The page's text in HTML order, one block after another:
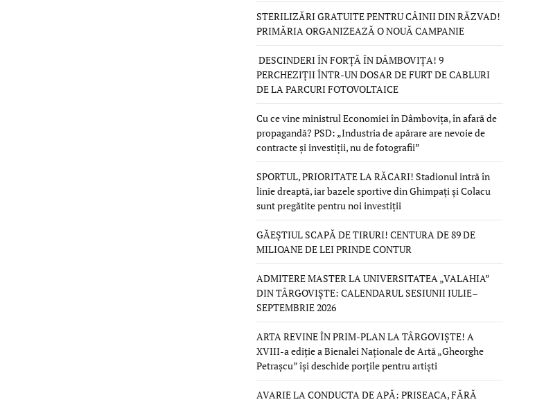
STERILIZĂRI GRATUITE PENTRU CÂINII DIN RĂZVAD!
PRIMĂRIA ORGANIZEAZĂ O NOUĂ CAMPANIE
DESCINDERI ÎN FORȚĂ ÎN DÂMBOVIȚA! 9
PERCHEZIȚII ÎNTR-UN DOSAR DE FURT DE CABLURI
DE LA PARCURI FOTOVOLTAICE
Cu ce vine ministrul Economiei în Dâmbovița, în afară de
propagandă? PSD: „Industria de apărare are nevoie de
contracte și investiții, nu de fotografii”
SPORTUL, PRIORITATE LA RĂCARI! Stadionul intră în
linie dreaptă, iar bazele sportive din Ghimpați și Colacu
sunt pregătite pentru noi investiții
GĂEȘTIUL SCAPĂ DE TIRURI! CENTURA DE 89 DE
MILIOANE DE LEI PRINDE CONTUR
ADMITERE MASTER LA UNIVERSITATEA „VALAHIA”
DIN TÂRGOVIȘTE: CALENDARUL SESIUNII IULIE–
SEPTEMBRIE 2026
ARTA REVINE ÎN PRIM-PLAN LA TÂRGOVIȘTE! A
XVIII-a ediție a Bienalei Naționale de Artă „Gheorghe
Petrașcu” își deschide porțile pentru artiști
AVARIE LA CONDUCTA DE APĂ: PRISEACA, FĂRĂ